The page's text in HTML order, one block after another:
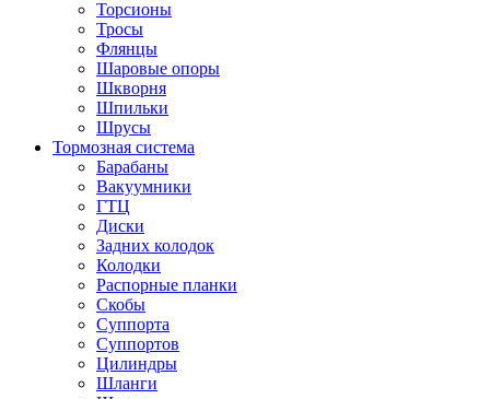
Торсионы
Тросы
Флянцы
Шаровые опоры
Шкворня
Шпильки
Шрусы
Тормозная система
Барабаны
Вакуумники
ГТЦ
Диски
Задних колодок
Колодки
Распорные планки
Скобы
Суппорта
Суппортов
Цилиндры
Шланги